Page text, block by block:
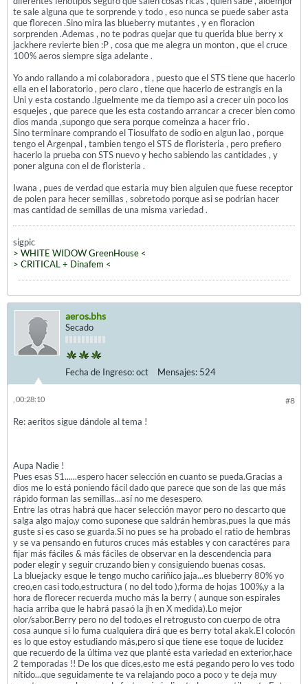
te sale alguna que te sorprende y todo , eso nunca se puede saber asta
que florecen .Sino mira las blueberry mutantes , y en floracion
sorprenden .Ademas , no te podras quejar que tu querida blue berry x
jackhere revierte bien :P , cosa que me alegra un monton , que el cruce
100% aeros siempre siga adelante .
Yo ando rallando a mi colaboradora , puesto que el STS tiene que hacerlo
ella en el laboratorio , pero claro , tiene que hacerlo de estrangis en la
Uni y esta costando .Iguelmente me da tiempo asi a crecer uin poco los
esquejes , que parece que les esta costando arrancar a crecer bien como
dios manda ,supongo que sera porque comeinza a hacer frio .
Sino terminare comprando el Tiosulfato de sodio en algun lao , porque
tengo el Argenpal , tambien tengo el STS de floristeria , pero prefiero
hacerlo la prueba con STS nuevo y hecho sabiendo las cantidades , y
poner alguna con el de floristeria .
Iwana , pues de verdad que estaria muy bien alguien que fuese receptor
de polen para hecer semillas , sobretodo porque asi se podrian hacer
mas cantidad de semillas de una misma variedad .
sigpic
> WHITE WIDOW GreenHouse <
> CRITICAL + Dinafem <
aeros.bhs
Secado
Fecha de Ingreso:oct Mensajes: 524
#8
, 00:28:10
Re: aeritos sigue dándole al tema !
Aupa Nadie !
Pues esas S1......espero hacer selección en cuanto se pueda.Gracias a
dios me lo está poniendo fácil dado que parece que son de las que más
rápido forman las semillas...así no me desespero.
Entre las otras habrá que hacer selección mayor pero no descarto que
salga algo majo,y como suponese que saldrán hembras,pues la que más
guste si es caso se guarda.Si no pues se ha probado el ratio de hembras
y se va pensando en futuros cruces más estables y con caractéres para
fijar más fáciles & más fáciles de observar en la descendencia para
poder elegir y seguir cruzando bien y consiguiendo buenas cosas.
La bluejacky esque le tengo mucho cariñico jaja...es blueberry 80% yo
creo,en casi todo,estructura ( no del todo ),forma de hojas 100%,y a la
hora de florecer recuerda mucho más la berry ( aunque son espirales
hacia arriba que le habrá pasaó la jh en X medida).Lo mejor
olor/sabor.Berry pero no del todo,es el retrogusto con cuerpo de otra
cosa aunque si lo fuma cualquiera dirá que es berry total akak.El colocón
es lo que estoy estudiando más,pero si que tiene ese toque de lucidez
que recuerdo de la última vez que planté esta variedad en exterior,hace
2 temporadas !! De los que dices,esto me está pegando pero lo ves todo
nítido...que seguidamente te va relajando poco a poco y te deja muy